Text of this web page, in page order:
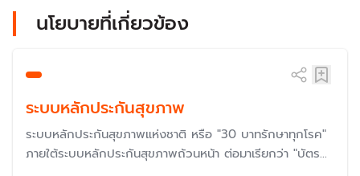
นโยบายที่เกี่ยวข้อง
ระบบหลักประกันสุขภาพ
ระบบหลักประกันสุขภาพแห่งชาติ หรือ "30 บาทรักษาทุกโรค"
ภายใต้ระบบหลักประกันสุขภาพถ้วนหน้า ต่อมาเรียกว่า "บัตร